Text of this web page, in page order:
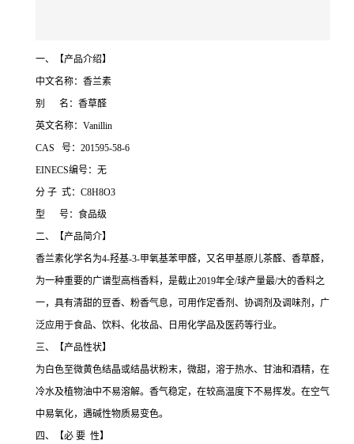
一、【产品介绍】
中文名称：香兰素
别 名：香草醛
英文名称：Vanillin
CAS 号：201595-58-6
EINECS编号：无
分 子 式：C8H8O3
型 号：食品级
二、【产品简介】
香兰素化学名为4-羟基-3-甲氧基苯甲醛，又名甲基原儿茶醛、香草醛，
为一种重要的广谱型高档香料，是截止2019年全/球产量最/大的香料之
一，具有清甜的豆香、粉香气息，可用作定香剂、协调剂及调味剂，广
泛应用于食品、饮料、化妆品、日用化学品及医药等行业。
三、【产品性状】
为白色至微黄色结晶或结晶状粉末，微甜，溶于热水、甘油和酒精，在
冷水及植物油中不易溶解。香气稳定，在较高温度下不易挥发。在空气
中易氧化，遇碱性物质易变色。
四、【必 要 性】